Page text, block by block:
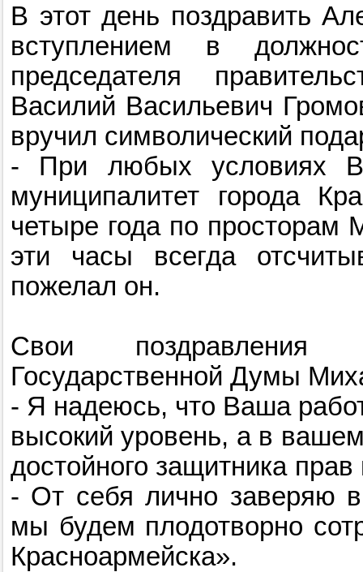
В этот день поздравить
вступлением в
председателя
Василий Васильевич
вручил символический
- При любых условиях
муниципалитет города
четыре года по просторам
эти часы всегда
пожелал он.
Свои
Государственной Думы
- Я надеюсь, что Ваша
высокий уровень, а в
достойного защитника
- От себя лично заверяю
мы будем плодотворно
Красноармейска».